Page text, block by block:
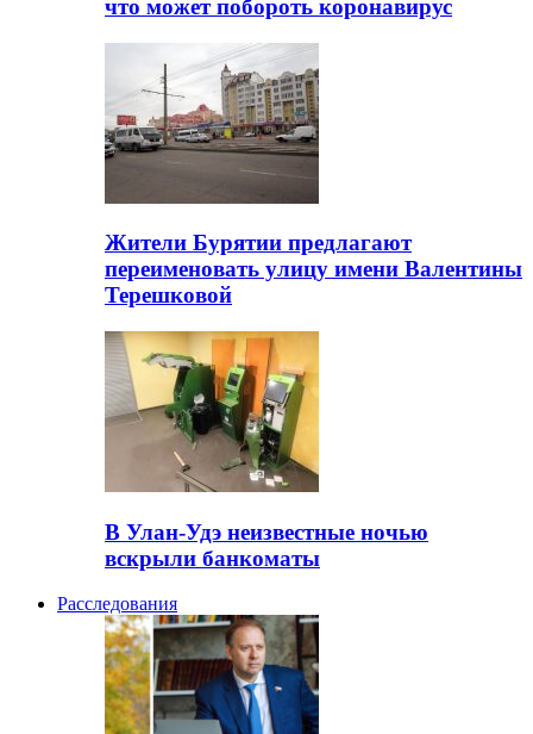
что может побороть коронавирус
Жители Бурятии предлагают
переименовать улицу имени Валентины
Терешковой
В Улан-Удэ неизвестные ночью
вскрыли банкоматы
Расследования